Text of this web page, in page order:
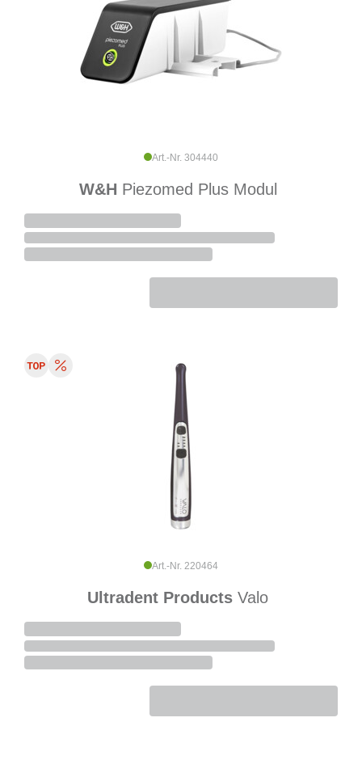
Art.-Nr. 304440
W&H Piezomed Plus Modul
Art.-Nr. 220464
Ultradent Products Valo